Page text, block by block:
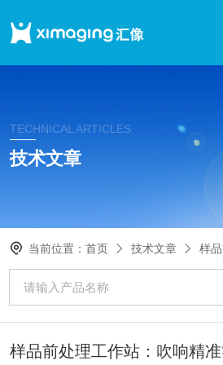
TECHNICAL ARTICLES
技术文章
当前位置：首页 技术文章 样品前
样品前处理工作站：吹响精准